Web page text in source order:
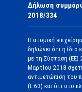
Δήλωση
2018/334
Η ατομική
δηλώνει ότι η
με τη Σύσταση (ΕΕ)
Μαρτίου 2018
αντιμετώπιση του
(L 63) και ότι στο